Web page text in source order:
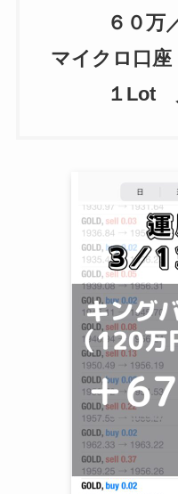
６０万
マイクロ口座
１Lot